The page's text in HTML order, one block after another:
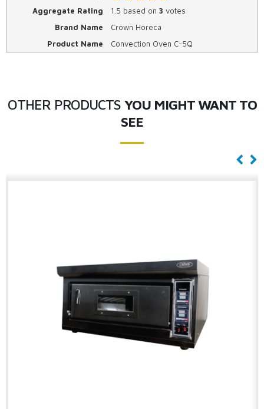
Aggregate Rating
1.5 based on 3 votes
Brand Name
Crown Horeca
Product Name
Convection Oven C-5Q
OTHER PRODUCTS YOU MIGHT WANT TO
SEE